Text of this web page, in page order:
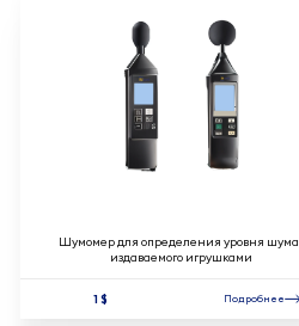
Шумомер для определения уровня шума,
издаваемого игрушками
1 $ Подробнее